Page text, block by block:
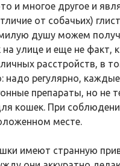
и многое другое и
от собачьих)
душу можем
улице и еще не факт,
расстройств, в
надо регулярно,
препараты, но не
кошек. При
месте.
имеют странную